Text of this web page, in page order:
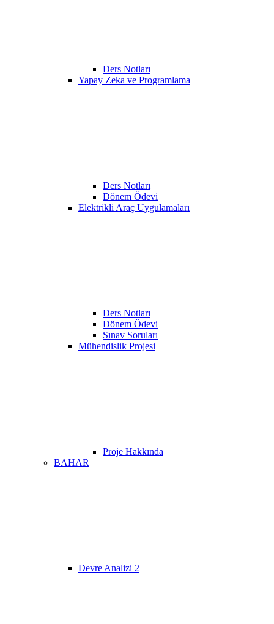
Ders Notları
Yapay Zeka ve Programlama
Ders Notları
Dönem Ödevi
Elektrikli Araç Uygulamaları
Ders Notları
Dönem Ödevi
Sınav Soruları
Mühendislik Projesi
Proje Hakkında
BAHAR
Devre Analizi 2